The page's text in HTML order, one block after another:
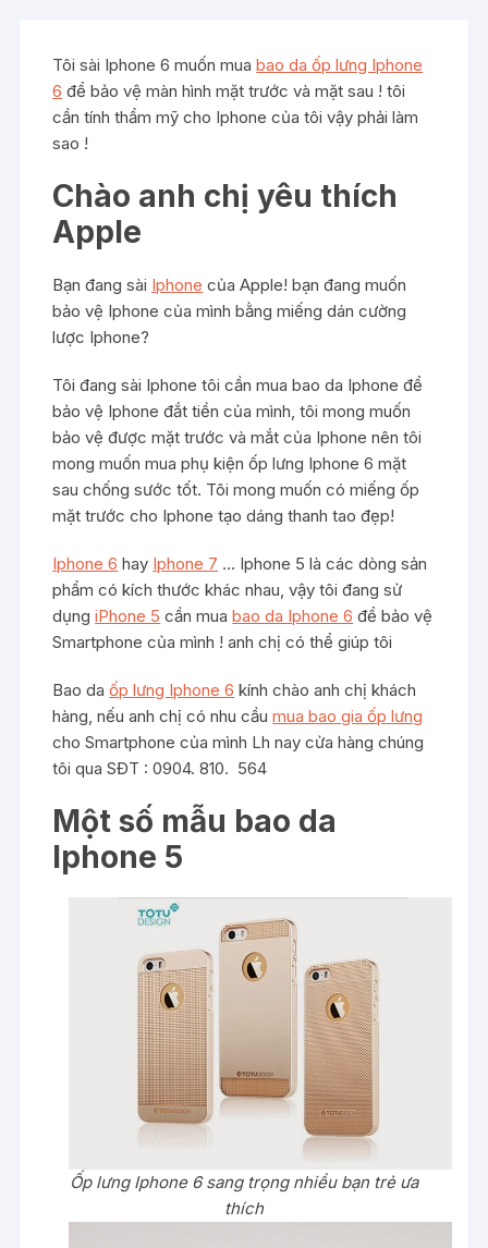
Tôi sài Iphone 6 muốn muabao da ốp lưng Iphone
6 để bảo vệ màn hình mặt trước và mặt sau ! tôi
cần tính thẩm mỹ cho Iphone của tôi vậy phải làm
sao !
Chào anh chị yêu thích
Apple
Bạn đang sài Iphone của Apple! bạn đang muốn
bảo vệ Iphone của mình bằng miếng dán cường
lược Iphone?
Tôi đang sài Iphone tôi cần mua bao da Iphone để
bảo vệ Iphone đắt tiền của mình, tôi mong muốn
bảo vệ được mặt trước và mắt của Iphone nên tôi
mong muốn mua phụ kiện ốp lưng Iphone 6 mặt
sau chống sước tốt. Tôi mong muốn có miếng ốp
mặt trước cho Iphone tạo dáng thanh tao đẹp!
Iphone 6 hay Iphone 7 … Iphone 5 là các dòng sản
phẩm có kích thước khác nhau, vậy tôi đang sử
dụngiPhone 5 cần muabao da Iphone 6 để bảo vệ
Smartphone của mình ! anh chị có thể giúp tôi
Bao daốp lưng Iphone 6 kính chào anh chị khách
hàng, nếu anh chị có nhu cầumua bao gia ốp lưng
cho Smartphone của mình Lh nay cửa hàng chúng
tôi qua SĐT : 0904. 810. 564
Một số mẫu bao da
Iphone 5
Ốp lưng Iphone 6 sang trọng nhiều bạn trẻ ưa
thích